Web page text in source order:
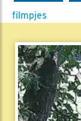
filmpjes